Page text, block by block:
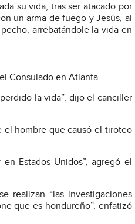
su vida, tras ser atacado por
un arma de fuego y Jesús, al
arrebatándole la vida en
Consulado en Atlanta.
la vida”, dijo el canciller
el hombre que causó el tiroteo
Estados Unidos”, agregó el
realizan “las investigaciones
que es hondureño”, enfatizó